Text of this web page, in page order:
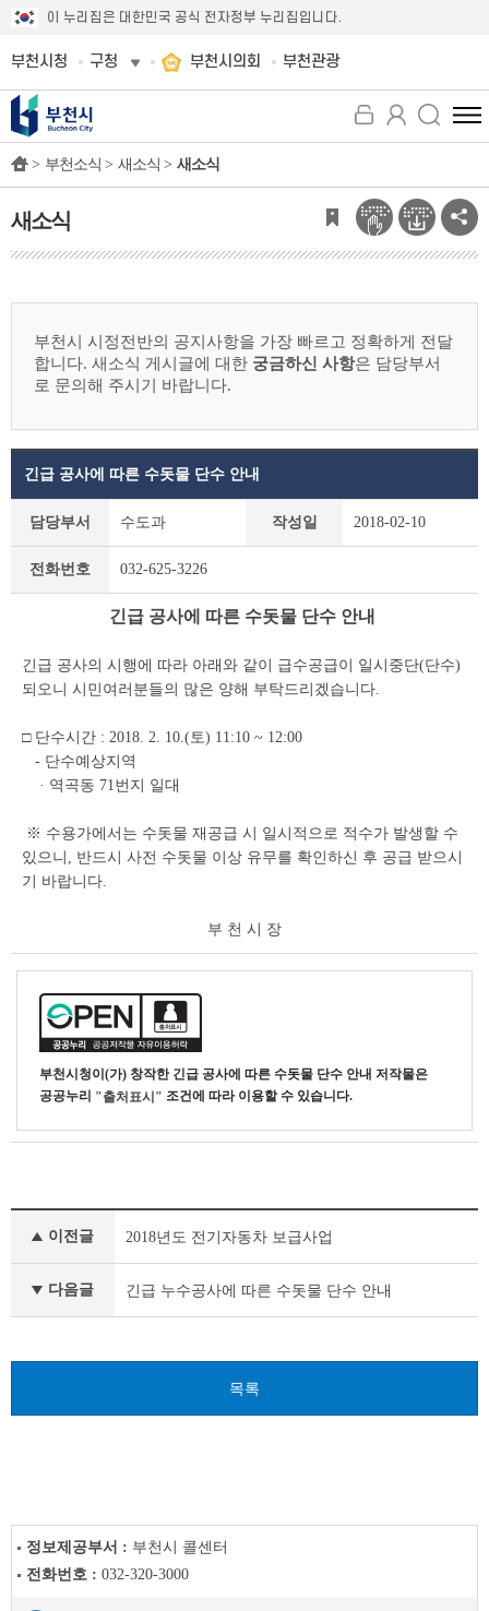
이 누리집은 대한민국 공식 전자정부 누리집입니다.
부천시청 구청 부천시의회 부천관광
전
체
뉴
보
기
> 부천소식 > 새소식 > 새소식
새소식
부천시 시정전반의 공지사항을 가장 빠르고 정확하게 전달
합니다. 새소식 게시글에 대한 궁금하신 사항은 담당부서
로 문의해 주시기 바랍니다.
세
테
이
긴급 공사에 따른 수돗물 단수 안내
담당부서 수도과 작성일 2018-02-10
전화번호 032-625-3226
긴급 공사에 따른 수돗물 단수 안내
긴급 공사의 시행에 따라 아래와 같이 급수공급이 일시중단(단수)
되오니 시민여러분들의 많은 양해 부탁드리겠습니다.
□ 단수시간 : 2018. 2. 10.(토) 11:10 ~ 12:00
- 단수예상지역
· 역곡동 71번지 일대
※ 수용가에서는 수돗물 재공급 시 일시적으로 적수가 발생할 수
있으니, 반드시 사전 수돗물 이상 유무를 확인하신 후 공급 받으시
기 바랍니다.
부 천 시 장
부천시청이(가) 창작한 긴급 공사에 따른 수돗물 단수 안내 저작물은
공공누리 "출처표시" 조건에 따라 이용할 수 있습니다.
식
이전글 2018년도 전기자동차 보급사업
다음글 긴급 누수공사에 따른 수돗물 단수 안내
목록
정보제공부서 : 부천시 콜센터
전화번호 : 032-320-3000